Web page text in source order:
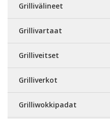
Grillivälineet
Grillivartaat
Grilliveitset
Grilliverkot
Grilliwokkipadat